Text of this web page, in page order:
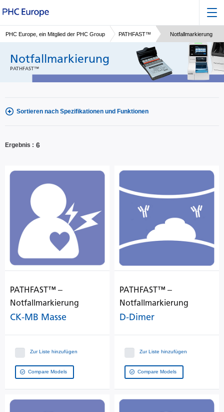
PHC Europe, ein Mitglied der PHC Group PATHFAST™ Notfallmarkierung
Notfallmarkierung
PATHFAST™
Sortieren nach Spezifikationen und Funktionen
Ergebnis 6
PATHFAST™ ‒
Notfallmarkierung
CK-MB Masse
Zur Liste hinzufügen
Compare Models
PATHFAST™ ‒
Notfallmarkierung
D-Dimer
Zur Liste hinzufügen
Compare Models